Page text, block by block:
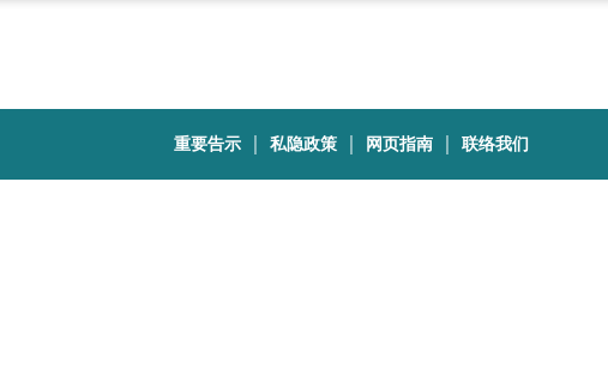
重要告示 ｜私隐政策 网页指南 ｜联络我们